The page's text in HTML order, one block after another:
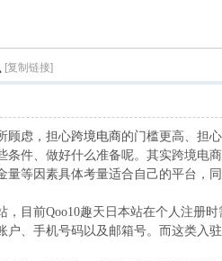
[复制链接]
顾虑，担心跨境电商的门槛更高、担
件、做好什么准备呢。其实跨境电
等因素具体考量适合自己的平台，
目前Qoo10趣天日本站在个人注册
、手机号码以及邮箱号。而这类入